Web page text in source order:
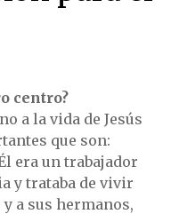
centro?
a la vida de Jesús
que son:
era un trabajador
y trataba de vivir
a sus hermanos,